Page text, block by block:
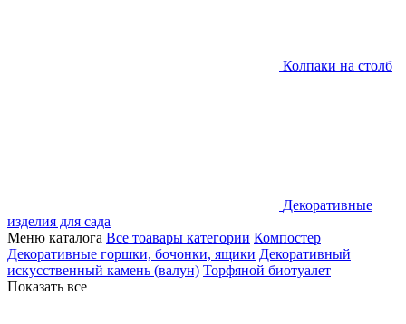
Колпаки на столб
Декоративные
изделия для сада
Меню каталога Все тоавары категории Компостер
Декоративные горшки, бочонки, ящики Декоративный
искусственный камень (валун) Торфяной биотуалет
Показать все